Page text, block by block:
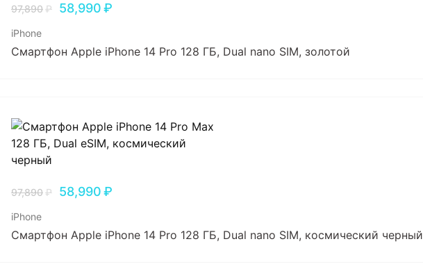
97,890₽ 58,990₽
iPhone
Смартфон Apple iPhone 14 Pro 128 ГБ, Dual nano SIM, золотой
97,890₽ 58,990₽
iPhone
Смартфон Apple iPhone 14 Pro 128 ГБ, Dual nano SIM, космический черный